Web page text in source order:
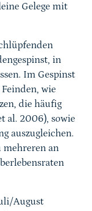
Gelege mit
in
Im Gespinst
wie
die häufig
al. 2006), sowie
auszugleichen.
mehreren an
August